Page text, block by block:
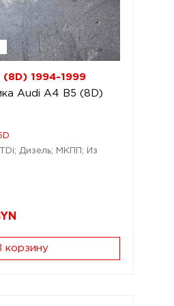
(8D) 1994-1999
Audi A4 B5 (8D)
Дизель; МКПП; Из
корзину